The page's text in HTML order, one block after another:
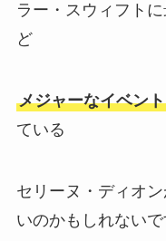
ラー・スウィフト
ど
メジャーなイベン
ている
セリーヌ・ディオ
いのかもしれない